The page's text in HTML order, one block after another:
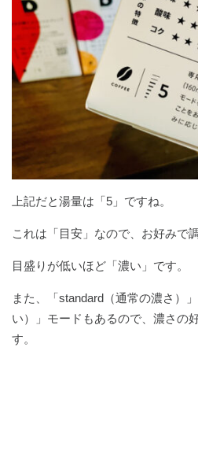
上記だと湯量は「5」ですね。
これは「目安」なので、お好みで
目盛りが低いほど「濃い」です。
また、「standard（通常の濃さ）
い）」モードもあるので、濃さの
す。